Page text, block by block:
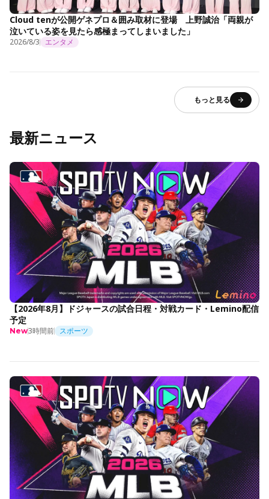
Cloud tenが公開ゲネプロ＆囲み取材に登場 上野誠治「両親が
泣いている姿を見たら感極まってしまいました」
2026/8/3 エンタメ
もっと見る
最新ニュース
【2026年8月】ドジャースの試合日程・対戦カード・Lemino配信
予定
New3時間前 スポーツ